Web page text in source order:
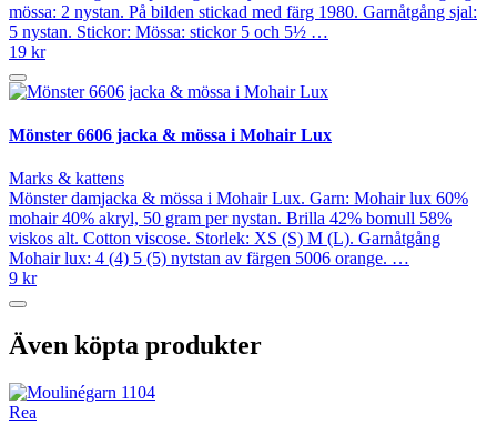
mössa: 2 nystan. På bilden stickad med färg 1980. Garnåtgång sjal:
5 nystan. Stickor: Mössa: stickor 5 och 5½ …
19 kr
Mönster 6606 jacka & mössa i Mohair Lux
Marks & kattens
Mönster damjacka & mössa i Mohair Lux. Garn: Mohair lux 60%
mohair 40% akryl, 50 gram per nystan. Brilla 42% bomull 58%
viskos alt. Cotton viscose. Storlek: XS (S) M (L). Garnåtgång
Mohair lux: 4 (4) 5 (5) nytstan av färgen 5006 orange. …
9 kr
Även köpta produkter
Rea